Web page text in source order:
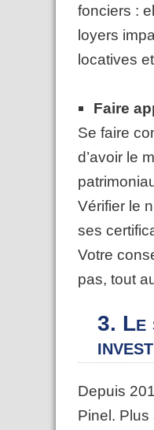
fonciers :
loyers
locatives
Faire
Se faire
d’avoir le
Vérifier le
ses
Votre
pas, tout
3. Le
Depuis
Pinel.